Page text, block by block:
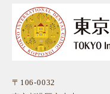
〒106-0032